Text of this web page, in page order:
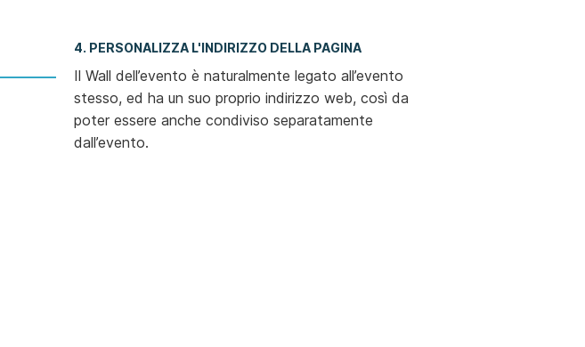
4. PERSONALIZZA L'INDIRIZZO DELLA PAGINA
Il Wall dell’evento è naturalmente legato all’evento
stesso, ed ha un suo proprio indirizzo web, così da
poter essere anche condiviso separatamente
dall’evento.